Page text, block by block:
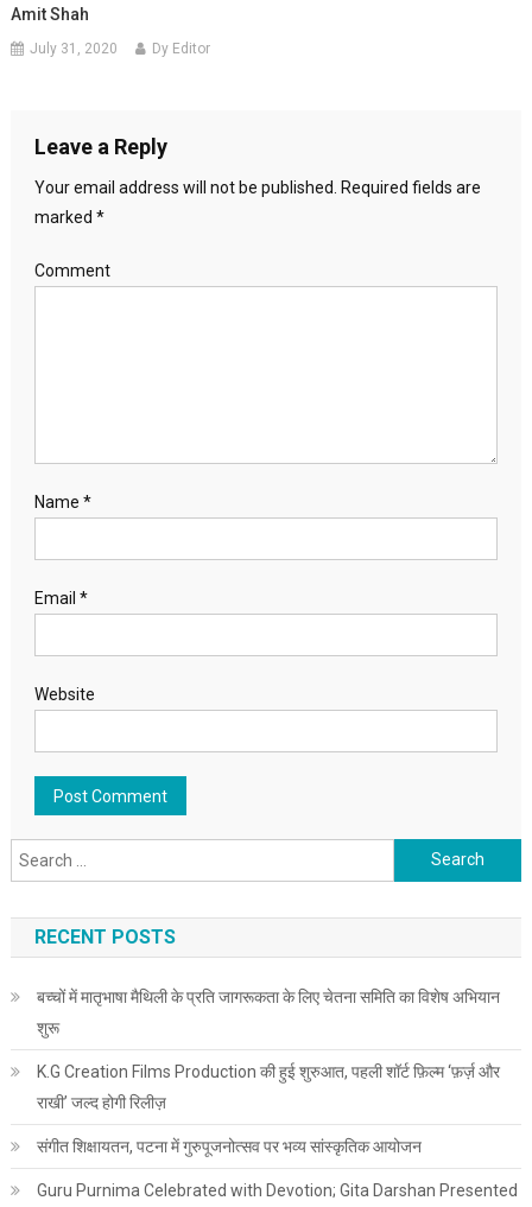
Amit Shah
July 31, 2020 Dy Editor
Leave a Reply
Your email address will not be published. Required fields are
marked *
Comment
Name *
Email *
Website
Search for:
RECENT POSTS
बच्चों में मातृभाषा मैथिली के प्रति जागरूकता के लिए चेतना समिति का विशेष अभियान
शुरू
K.G Creation Films Production की हुई शुरुआत, पहली शॉर्ट फ़िल्म ‘फ़र्ज़ और
राखी’ जल्द होगी रिलीज़
संगीत शिक्षायतन, पटना में गुरुपूजनोत्सव पर भव्य सांस्कृतिक आयोजन
Guru Purnima Celebrated with Devotion; Gita Darshan Presented